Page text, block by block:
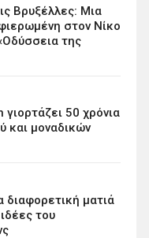
Βρυξέλλες: Μια
στον Νίκο
της
50 χρόνια
και μοναδικών
ματιά
του